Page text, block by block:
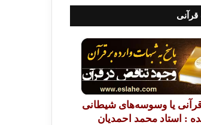
قرآنی
یا وسوسه‌های شیطانی
: استاد محمد احمدیان